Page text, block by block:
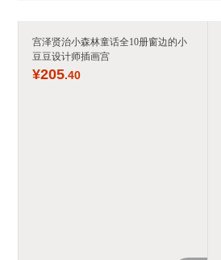
宫泽贤治小森林童话全10册窗边的小
豆豆设计师插画宫
¥205.40